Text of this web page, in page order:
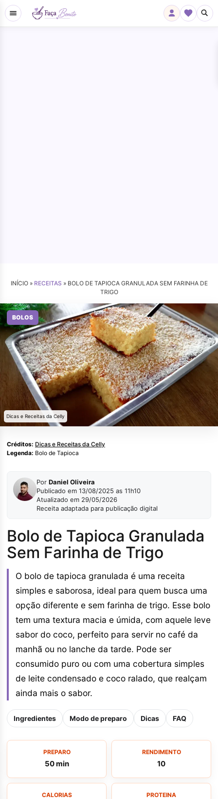
INÍCIO » RECEITAS » BOLO DE TAPIOCA GRANULADA SEM FARINHA DE
TRIGO
BOLOS
Dicas e Receitas da Celly
Créditos: Dicas e Receitas da Celly
Legenda: Bolo de Tapioca
Por Daniel Oliveira
Publicado em 13/08/2025 as 11h10
Atualizado em 29/05/2026
Receita adaptada para publicação digital
Bolo de Tapioca Granulada
Sem Farinha de Trigo
O bolo de tapioca granulada é uma receita
simples e saborosa, ideal para quem busca uma
opção diferente e sem farinha de trigo. Esse bolo
tem uma textura macia e úmida, com aquele leve
sabor do coco, perfeito para servir no café da
manhã ou no lanche da tarde. Pode ser
consumido puro ou com uma cobertura simples
de leite condensado e coco ralado, que realçam
ainda mais o sabor.
Ingredientes Modo de preparo Dicas FAQ
PREPARO
50 min
RENDIMENTO
10
CALORIAS PROTEINA